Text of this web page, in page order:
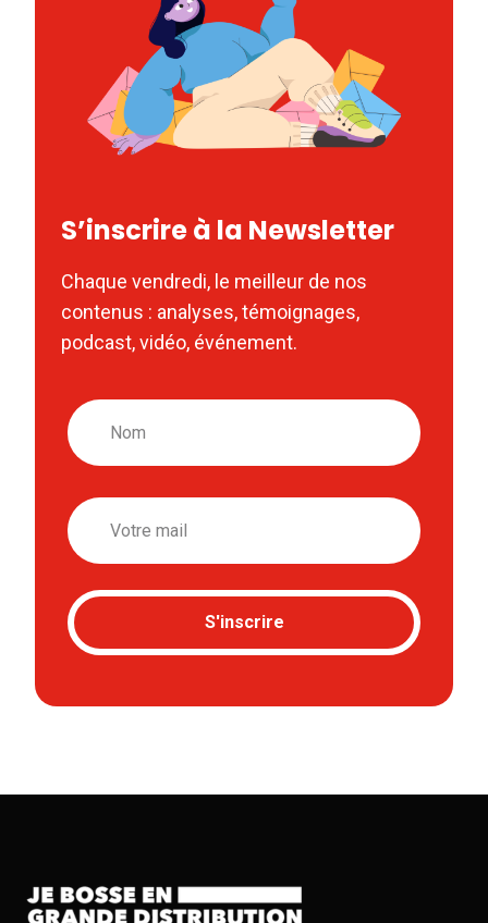
S’inscrire à la Newsletter
Chaque vendredi, le meilleur de nos
contenus : analyses, témoignages,
podcast, vidéo, événement.
Nom
Email
S'inscrire